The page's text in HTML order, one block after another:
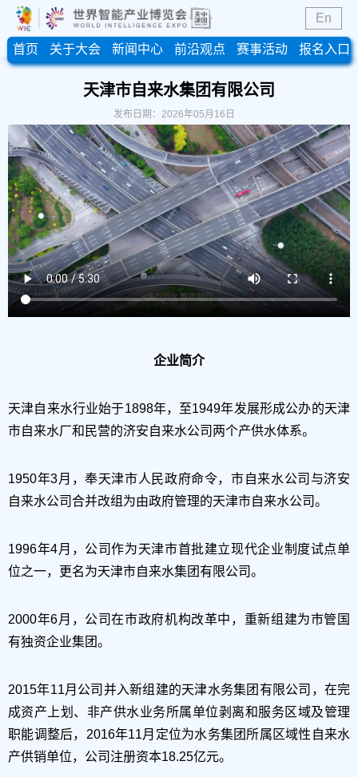
En
首页 关于大会 新闻中心 前沿观点 赛事活动 报名入口
天津市自来水集团有限公司
发布日期：2026年05月16日
企业简介
天津自来水行业始于1898年，至1949年发展形成公办的天津
市自来水厂和民营的济安自来水公司两个产供水体系。
1950年3月，奉天津市人民政府命令，市自来水公司与济安
自来水公司合并改组为由政府管理的天津市自来水公司。
1996年4月，公司作为天津市首批建立现代企业制度试点单
位之一，更名为天津市自来水集团有限公司。
2000年6月，公司在市政府机构改革中，重新组建为市管国
有独资企业集团。
2015年11月公司并入新组建的天津水务集团有限公司，在完
成资产上划、非产供水业务所属单位剥离和服务区域及管理
职能调整后，2016年11月定位为水务集团所属区域性自来水
产供销单位，公司注册资本18.25亿元。